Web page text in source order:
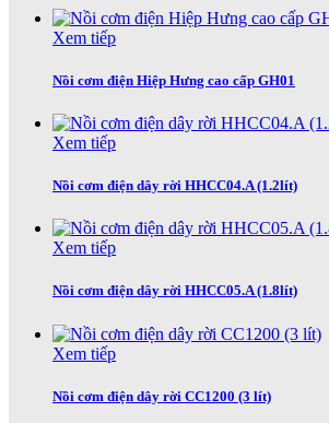
Xem tiếp
Nồi cơm điện Hiệp Hưng cao cấp GH01
Xem tiếp
Nồi cơm điện dây rời HHCC04.A (1.2lít)
Xem tiếp
Nồi cơm điện dây rời HHCC05.A (1.8lít)
Xem tiếp
Nồi cơm điện dây rời CC1200 (3 lít)